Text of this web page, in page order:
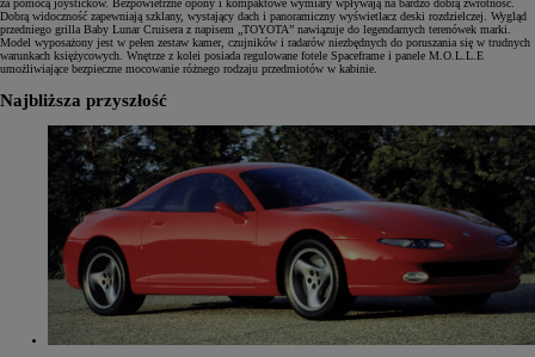
za pomocą joysticków. Bezpowietrzne opony i kompaktowe wymiary wpływają na bardzo dobrą zwrotność.
Dobrą widoczność zapewniają szklany, wystający dach i panoramiczny wyświetlacz deski rozdzielczej. Wygląd
przedniego grilla Baby Lunar Cruisera z napisem „TOYOTA” nawiązuje do legendarnych terenówek marki.
Model wyposażony jest w pełen zestaw kamer, czujników i radarów niezbędnych do poruszania się w trudnych
warunkach księżycowych. Wnętrze z kolei posiada regulowane fotele Spaceframe i panele M.O.L.L.E
umożliwiające bezpieczne mocowanie różnego rodzaju przedmiotów w kabinie.
Najbliższa przyszłość